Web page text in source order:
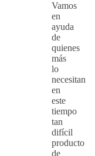
Vamos
en
ayuda
de
quienes
más
lo
necesitan
en
este
tiempo
tan
difícil
producto
de